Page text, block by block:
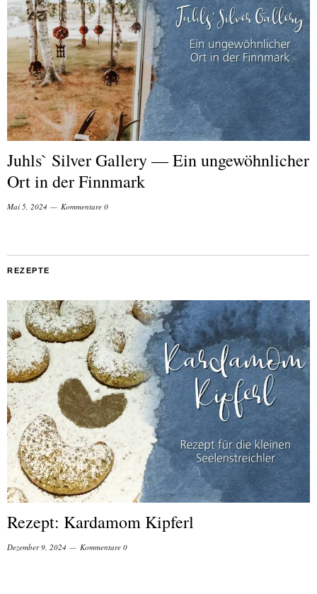
Juhls` Silver Gallery — Ein ungewöhnlicher
Ort in der Finnmark
Mai 5, 2024 Kommentare 0
REZEPTE
Rezept: Kardamom Kipferl
Dezember 9, 2024 Kommentare 0